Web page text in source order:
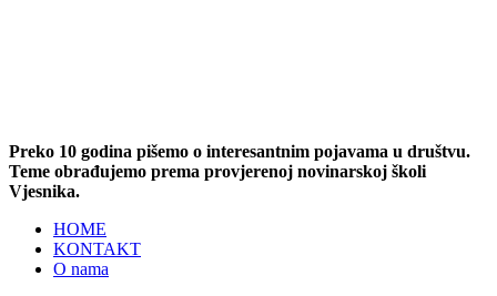
Preko 10 godina pišemo o interesantnim pojavama u društvu.
Teme obrađujemo prema provjerenoj novinarskoj školi
Vjesnika.
HOME
KONTAKT
O nama